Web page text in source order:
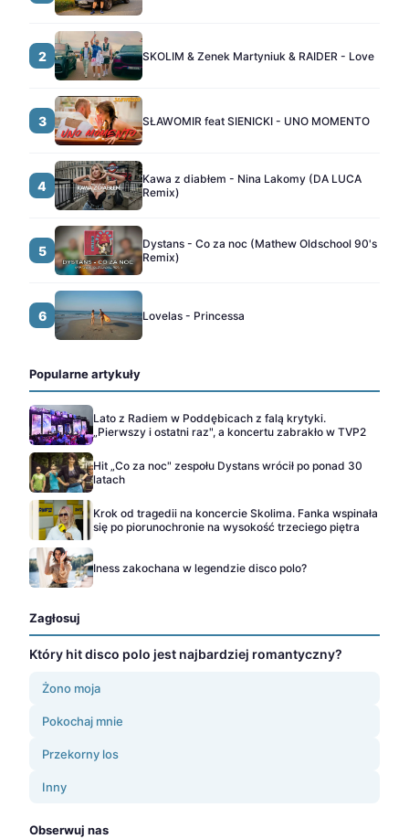
2 SKOLIM & Zenek Martyniuk & RAIDER - Love
3 SŁAWOMIR feat SIENICKI - UNO MOMENTO
4
Kawa z diabłem - Nina Lakomy (DA LUCA
Remix)
5
Dystans - Co za noc (Mathew Oldschool 90's
Remix)
6 Lovelas - Princessa
Popularne artykuły
Lato z Radiem w Poddębicach z falą krytyki.
„Pierwszy i ostatni raz", a koncertu zabrakło w TVP2
Hit „Co za noc" zespołu Dystans wrócił po ponad 30
latach
Krok od tragedii na koncercie Skolima. Fanka wspinała
się po piorunochronie na wysokość trzeciego piętra
Iness zakochana w legendzie disco polo?
Zagłosuj
Który hit disco polo jest najbardziej romantyczny?
Żono moja
Pokochaj mnie
Przekorny los
Inny
Obserwuj nas